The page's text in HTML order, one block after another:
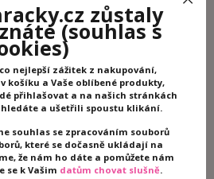
3
zůstaly
(souhlas s
nejlepší zážitek z nakupování,
košíku a Vaše oblíbené produkty,
přihlašovat a na našich stránkách
hledáte a ušetřili spoustu klikání.
souhlas se zpracováním souborů
které se dočasně ukládají na
že nám ho dáte a pomůžete nám
se k Vašim datům chovat slušně.